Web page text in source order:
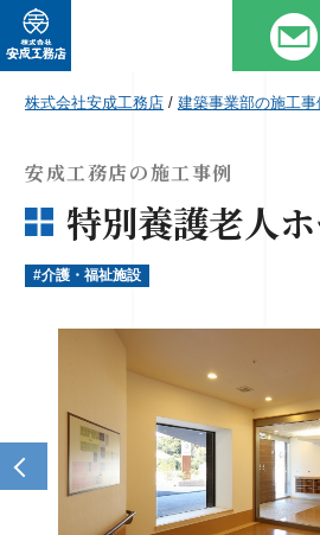
株式会社安成工務店 / 建築事業部の施工事
安成工務店の施工事例
特別養護老人
#介護・福祉施設